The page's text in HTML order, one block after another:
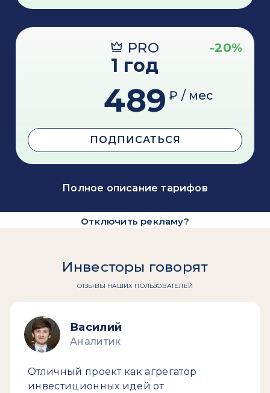
PRO -20%
1 год
489 ₽ / мес
ПОДПИСАТЬСЯ
Полное описание тарифов
Отключить рекламу?
Инвесторы говорят
ОТЗЫВЫ НАШИХ ПОЛЬЗОВАТЕЛЕЙ
Василий
Аналитик
Отличный проект как агрегатор
инвестиционных идей от